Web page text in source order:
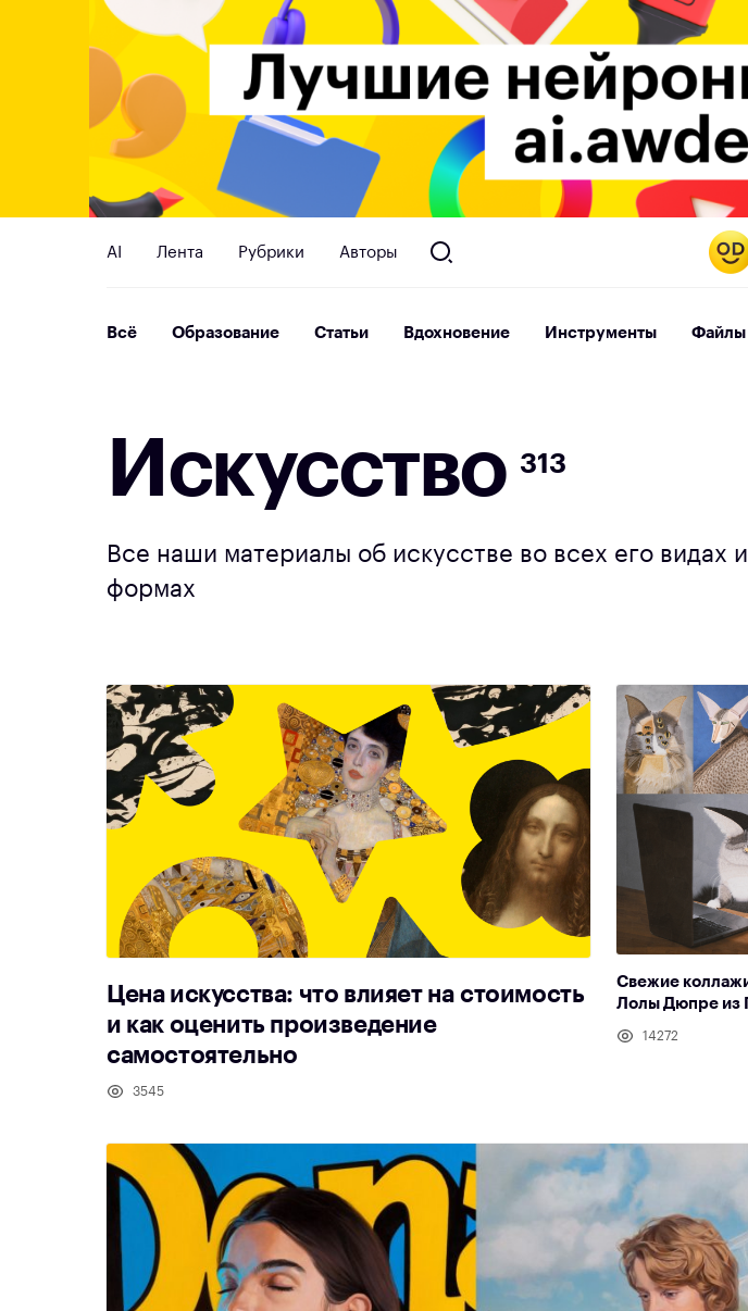
AI Лента Рубрики Авторы
Всё Образование Статьи Вдохновение Инструменты Файлы
И скусство 313
Все наши материалы об искусстве во всех его видах и
формах
Цена искусства: что влияет на стоимость
и как оценить произведение
самостоятельно
3545
Свежие
Лолы Дюпре из
14272